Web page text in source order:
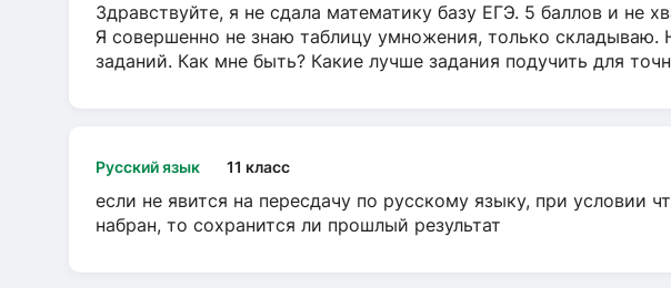
Здравствуйте, я не сдала математику базу ЕГЭ. 5 баллов и не
Я совершенно не знаю таблицу умножения, только складываю.
заданий. Как мне быть? Какие лучше задания подучить для
Русский язык 11 класс
если не явится на пересдачу по русскому языку, при условии
набран, то сохранится ли прошлый результат